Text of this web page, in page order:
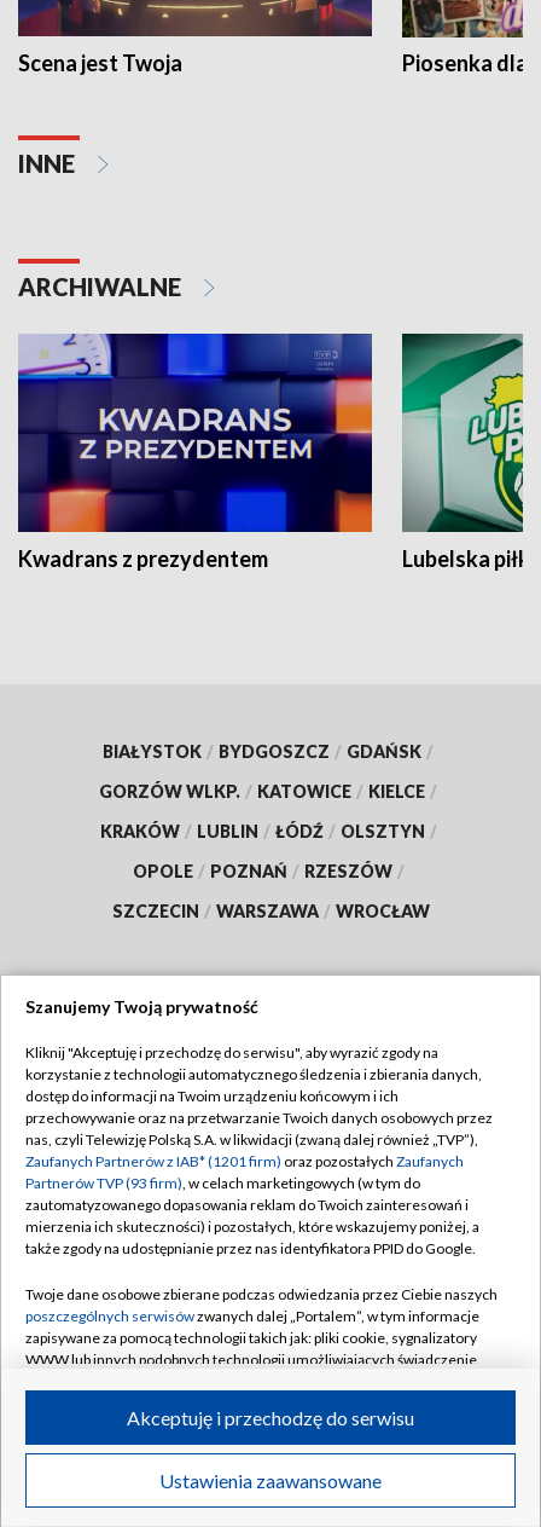
Scena jest Twoja Piosenka dla
INNE
ARCHIWALNE
Kwadrans z prezydentem Lubelska piłka
BIAŁYSTOK / BYDGOSZCZ / GDAŃSK /
GORZÓW WLKP. / KATOWICE / KIELCE /
KRAKÓW / LUBLIN / ŁÓDŹ / OLSZTYN /
OPOLE / POZNAŃ / RZESZÓW /
SZCZECIN / WARSZAWA / WROCŁAW
TVP
Abonament TVP
Emisja w TVP
Centrum informacji TVP
Naziemna Telewizja Cyfrowa
Rada Programowa
System NOS
Informacje o nadawcy
Program dla prasy
Ogłoszenie przetargowe
Regulamin TVP
Polityka prywatności
Moje zgody
Pomoc
Kontakt
Kanały
©2026 Telewizja Polska S.A. w likwidacji
Szanujemy Twoją prywatność
Kliknij "Akceptuję i przechodzę do serwisu", aby wyrazić zgody na
korzystanie z technologii automatycznego śledzenia i zbierania danych,
dostęp do informacji na Twoim urządzeniu końcowym i ich
przechowywanie oraz na przetwarzanie Twoich danych osobowych przez
nas, czyli Telewizję Polską S.A. w likwidacji (zwaną dalej również „TVP”),
Zaufanych Partnerów z IAB* (1201 firm) oraz pozostałych Zaufanych
Partnerów TVP (93 firm), w celach marketingowych (w tym do
zautomatyzowanego dopasowania reklam do Twoich zainteresowań i
mierzenia ich skuteczności) i pozostałych, które wskazujemy poniżej, a
także zgody na udostępnianie przez nas identyfikatora PPID do Google.
Twoje dane osobowe zbierane podczas odwiedzania przez Ciebie naszych
poszczególnych serwisówzwanych dalej „Portalem”, w tym informacje
zapisywane za pomocą technologii takich jak: pliki cookie, sygnalizatory
WWW lub innych podobnych technologii umożliwiających świadczenie
ruchu w Internecie.
Twoje dane osobowe zbierane podczas odwiedzania przez Ciebie
poszczególnych serwisówna Portalu, takie jak adresy IP, identyfikatory
Ustawienia zaawansowane
Akceptuję i przechodzę do serwisu